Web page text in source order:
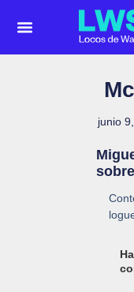
junio